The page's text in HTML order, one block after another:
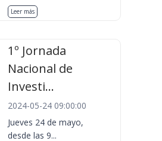
Leer más
1º Jornada
Nacional de
Investi...
2024-05-24 09:00:00
Jueves 24 de mayo,
desde las 9...